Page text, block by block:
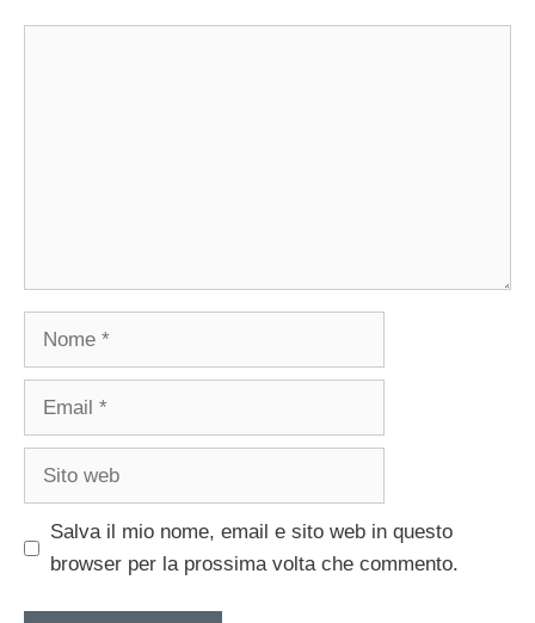
Nome
Email
Sito
Salva il mio nome, email e sito web in questo
browser per la prossima volta che commento.